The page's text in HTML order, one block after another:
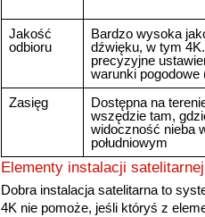
Jakość
odbioru
Bardzo wysoka
dźwięku, w tym
precyzyjne
warunki pogodowe
Zasięg
Dostępna na
wszędzie tam,
widoczność nieba
południowym
Elementy instalacji
Dobra instalacja satelitarna to
4K nie pomoże, jeśli któryś z